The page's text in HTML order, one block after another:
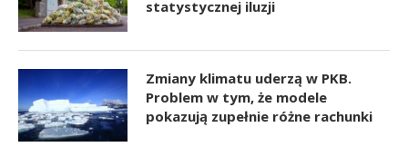
statystycznej iluzji
Zmiany klimatu uderzą w PKB.
Problem w tym, że modele
pokazują zupełnie różne rachunki